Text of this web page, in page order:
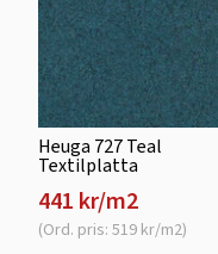
Heuga 727 Teal
Textilplatta
441 kr/m2
(Ord. pris: 519 kr/m2)